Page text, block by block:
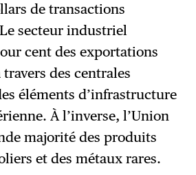
de transactions
secteur industriel
cent des exportations
des centrales
éléments d’infrastructure
À l’inverse, l’Union
majorité des produits
et des métaux rares.